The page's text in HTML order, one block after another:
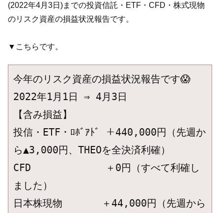
(2022年4月3日)までの投資信託・ETF・CFD・株式現物
のリスク資産の損益状況報告です。
▼こちらです。
今年のリスク資産の損益状況報告です😱
2022年1月1日 ⇒ 4月3日
【含み損益】
投信・ETF・ﾛﾎﾞｱﾄﾞ ＋440,000円（先週か
ら▲3,000円、THEOを全決済利確）
CFD　　　　　　　 ＋0円（すべて利確し
ました）
日本株現物　　　　＋44,000円（先週から